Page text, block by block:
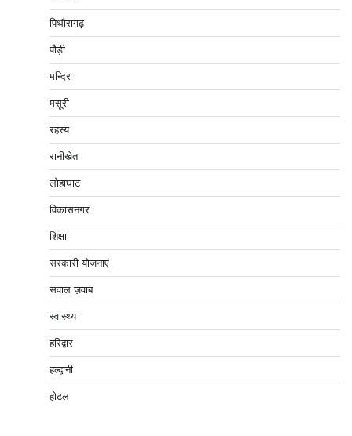
पिथौरागढ़
पौड़ी
मन्दिर
मसूरी
रहस्य
रानीखेत
लोहाघाट
विकासनगर
शिक्षा
सरकारी योजनाएं
सवाल ज़वाब
स्वास्थ्य
हरिद्वार
हल्द्वानी
होटल